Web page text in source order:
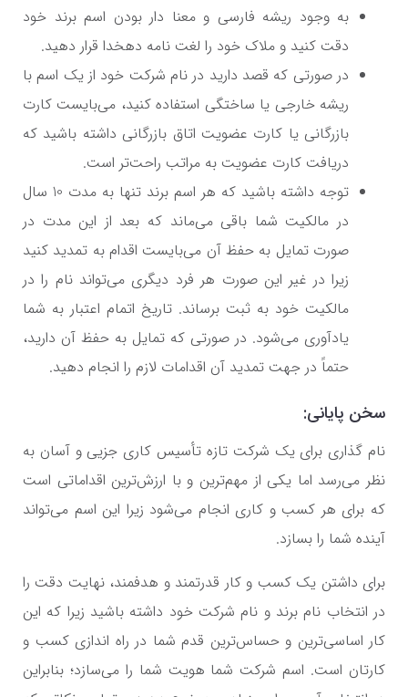
به وجود ریشه فارسی و معنا دار بودن اسم برند خود
دقت کنید و ملاک خود را لغت نامه دهخدا قرار دهید.
در صورتی که قصد دارید در نام شرکت خود از یک اسم با
ریشه خارجی یا ساختگی استفاده کنید، می‌بایست کارت
بازرگانی یا کارت عضویت اتاق بازرگانی داشته باشید که
دریافت کارت عضویت به مراتب راحت‌تر است.
توجه داشته باشید که هر اسم برند تنها به مدت 10 سال
در مالکیت شما باقی می‌ماند که بعد از این مدت در
صورت تمایل به حفظ آن می‌بایست اقدام به تمدید کنید
زیرا در غیر این صورت هر فرد دیگری می‌تواند نام را در
مالکیت خود به ثبت برساند. تاریخ اتمام اعتبار به شما
یادآوری می‌شود. در صورتی که تمایل به حفظ آن دارید،
حتماً در جهت تمدید آن اقدامات لازم را انجام دهید.
سخن پایانی:
نام گذاری برای یک شرکت تازه تأسیس کاری جزیی و آسان به
نظر می‌رسد اما یکی از مهم‌ترین و با ارزش‌ترین اقداماتی است
که برای هر کسب و کاری انجام می‌شود زیرا این اسم می‌تواند
آینده شما را بسازد.
برای داشتن یک کسب و کار قدرتمند و هدفمند، نهایت دقت را
در انتخاب نام برند و نام شرکت خود داشته باشید زیرا که این
کار اساسی‌ترین و حساس‌ترین قدم شما در راه اندازی کسب و
کارتان است. اسم شرکت شما هویت شما را می‌سازد؛ بنابراین